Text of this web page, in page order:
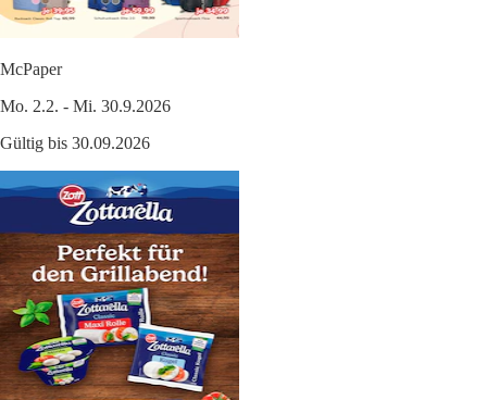
McPaper
Mo. 2.2. - Mi. 30.9.2026
Gültig bis 30.09.2026